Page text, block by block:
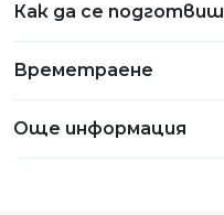
Как да се подготвиш
Времетраене
Още информация